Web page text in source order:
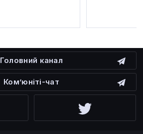
Головний канал
Ком’юніті-чат